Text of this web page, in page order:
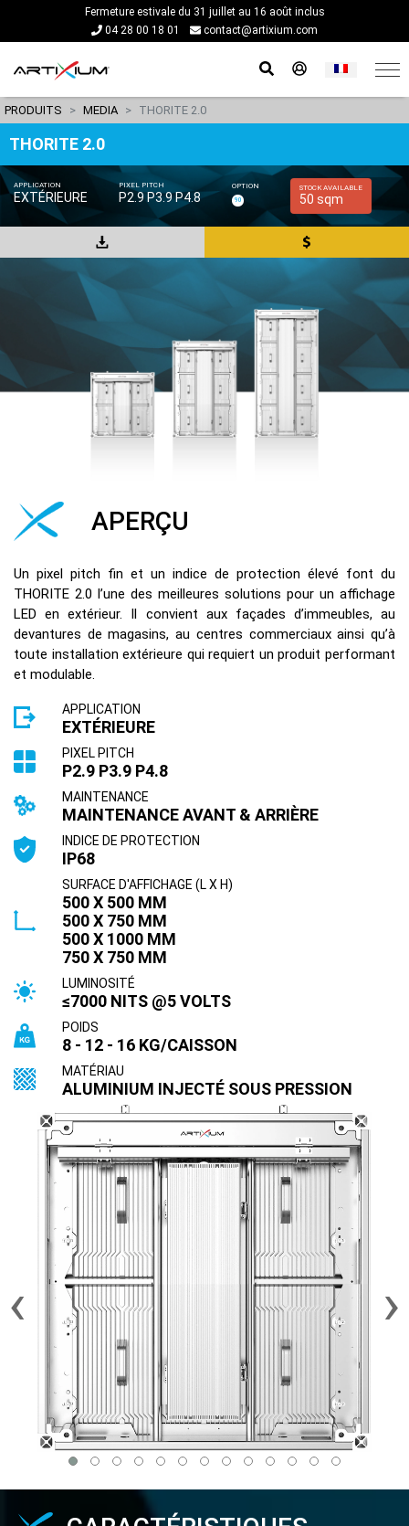
Fermeture estivale du 31 juillet au 16 août inclus
04 28 00 18 01
contact@artixium.com
PRODUITS MEDIA THORITE 2.0
THORITE 2.0
APPLICATION
EXTÉRIEURE
PIXEL PITCH
P2.9 P3.9 P4.8
OPTION
90
STOCK AVAILABLE
50 sqm
APERÇU
Un pixel pitch fin et un indice de protection élevé font du
THORITE 2.0 l’une des meilleures solutions pour un affichage
LED en extérieur. Il convient aux façades d’immeubles, au
devantures de magasins, au centres commerciaux ainsi qu’à
toute installation extérieure qui requiert un produit performant
et modulable.
APPLICATION
EXTÉRIEURE
PIXEL PITCH
P2.9 P3.9 P4.8
MAINTENANCE
MAINTENANCE AVANT & ARRIÈRE
INDICE DE PROTECTION
IP68
SURFACE D'AFFICHAGE (L X H)
500 X 500 MM
500 X 750 MM
500 X 1000 MM
750 X 750 MM
LUMINOSITÉ
≤7000 NITS @5 VOLTS
POIDS
8 - 12 - 16 KG/CAISSON
MATÉRIAU
ALUMINIUM INJECTÉ SOUS PRESSION
‹ ›